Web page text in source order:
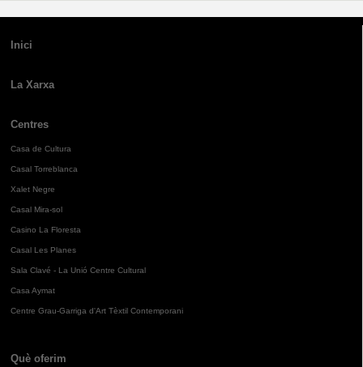
Inici
La Xarxa
Centres
Casa de Cultura
Casal Torreblanca
Xalet Negre
Casal Mira-sol
Casino La Floresta
Casal Les Planes
Sala Clavé - La Unió Centre Cultural
Casa Aymat
Centre Grau-Garriga d'Art Tèxtil Contemporani
Què oferim